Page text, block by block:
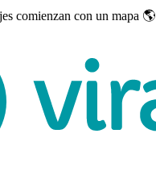
comienzan con un mapa 🌎